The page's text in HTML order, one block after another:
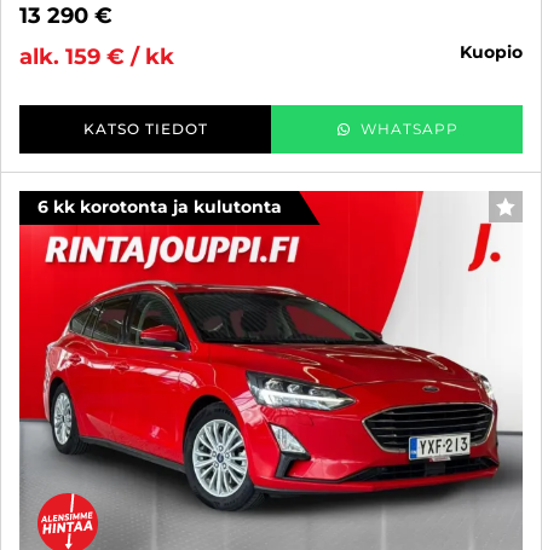
13 290 €
alk. 159 € / kk
kuopio
KATSO TIEDOT WHATSAPP
6 kk korotonta ja kulutonta